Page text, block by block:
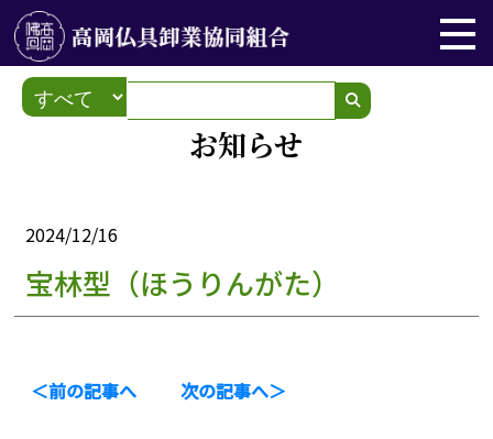
お知らせ
2024/12/16
宝林型（ほうりんがた）
＜前の記事へ 次の記事へ＞